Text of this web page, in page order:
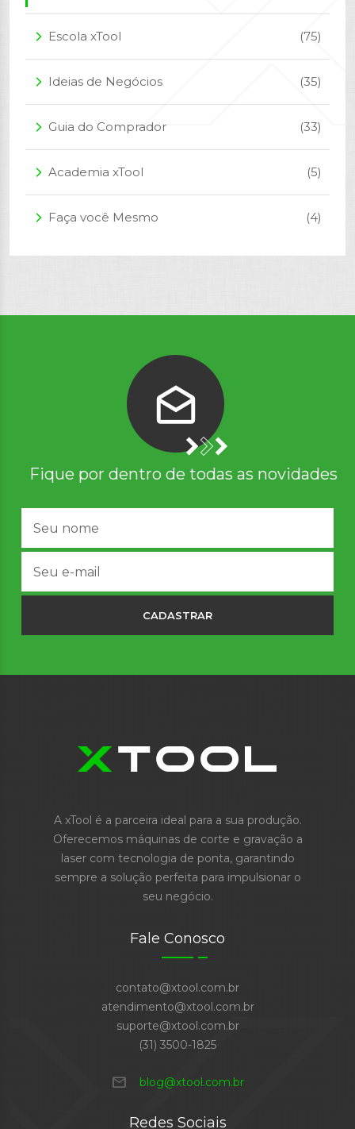
arrow_forward_ios Escola xTool (75)
arrow_forward_ios Ideias de Negócios (35)
arrow_forward_ios Guia do Comprador (33)
arrow_forward_ios Academia xTool (5)
arrow_forward_ios Faça você Mesmo (4)
Fique por dentro de todas as novidades
CADASTRAR
A xTool é a parceira ideal para a sua produção.
Oferecemos máquinas de corte e gravação a
laser com tecnologia de ponta, garantindo
sempre a solução perfeita para impulsionar o
seu negócio.
Fale Conosco
contato@xtool.com.br
atendimento@xtool.com.br
suporte@xtool.com.br
(31) 3500-1825
mail blog@xtool.com.br
Redes Sociais